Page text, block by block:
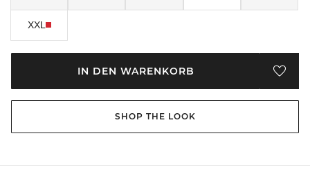
XXL
IN DEN WARENKORB
SHOP THE LOOK